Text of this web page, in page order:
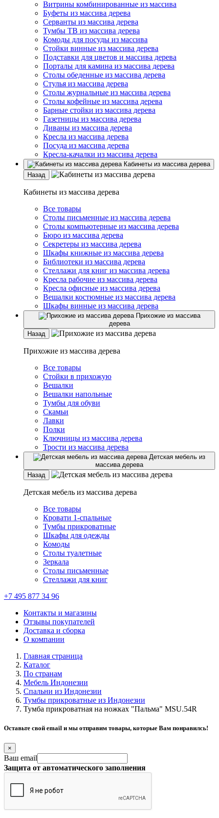
Витрины комбинированные из массива
Буфеты из массива дерева
Серванты из массива дерева
Тумбы ТВ из массива дерева
Комоды для посуды из массива
Стойки винные из массива дерева
Подставки для цветов и массива дерева
Порталы для камина из массива дерева
Столы обеденные из массива дерева
Стулья из массива дерева
Столы журнальные из массива дерева
Столы кофейные из массива дерева
Барные стойки из массива дерева
Газетницы из массива дерева
Диваны из массива дерева
Кресла из массива дерева
Посуда из массива дерева
Кресла-качалки из массива дерева
Кабинеты из массива дерева
Назад
Кабинеты из массива дерева
Все товары
Столы письменные из массива дерева
Столы компьютерные из массива дерева
Бюро из массива дерева
Секретеры из массива дерева
Шкафы книжные из массива дерева
Библиотеки из массива дерева
Стеллажи для книг из массива дерева
Кресла рабочие из массива дерева
Кресла офисные из массива дерева
Вешалки костюмные из массива дерева
Шкафы винные из массива дерева
Прихожие из массива
дерева
Назад
Прихожие из массива дерева
Все товары
Стойки в прихожую
Вешалки
Вешалки напольные
Тумбы для обуви
Скамьи
Лавки
Полки
Ключницы из массива дерева
Трости из массива дерева
Детская мебель из
массива дерева
Назад
Детская мебель из массива дерева
Все товары
Кровати 1-спальные
Тумбы прикроватные
Шкафы для одежды
Комоды
Столы туалетные
Зеркала
Столы письменные
Стеллажи для книг
+7 495 877 34 96
Контакты и магазины
Отзывы покупателей
Доставка и сборка
О компании
Главная страница
Каталог
По странам
Мебель Индонезии
Спальни из Индонезии
Тумбы прикроватные из Индонезии
Тумба прикроватная на ножках "Пальма" MSU.54R
Оставьте свой email и мы отправим товары, которые Вам понравилсь!
×
Ваш email
Защита от автоматического заполнения